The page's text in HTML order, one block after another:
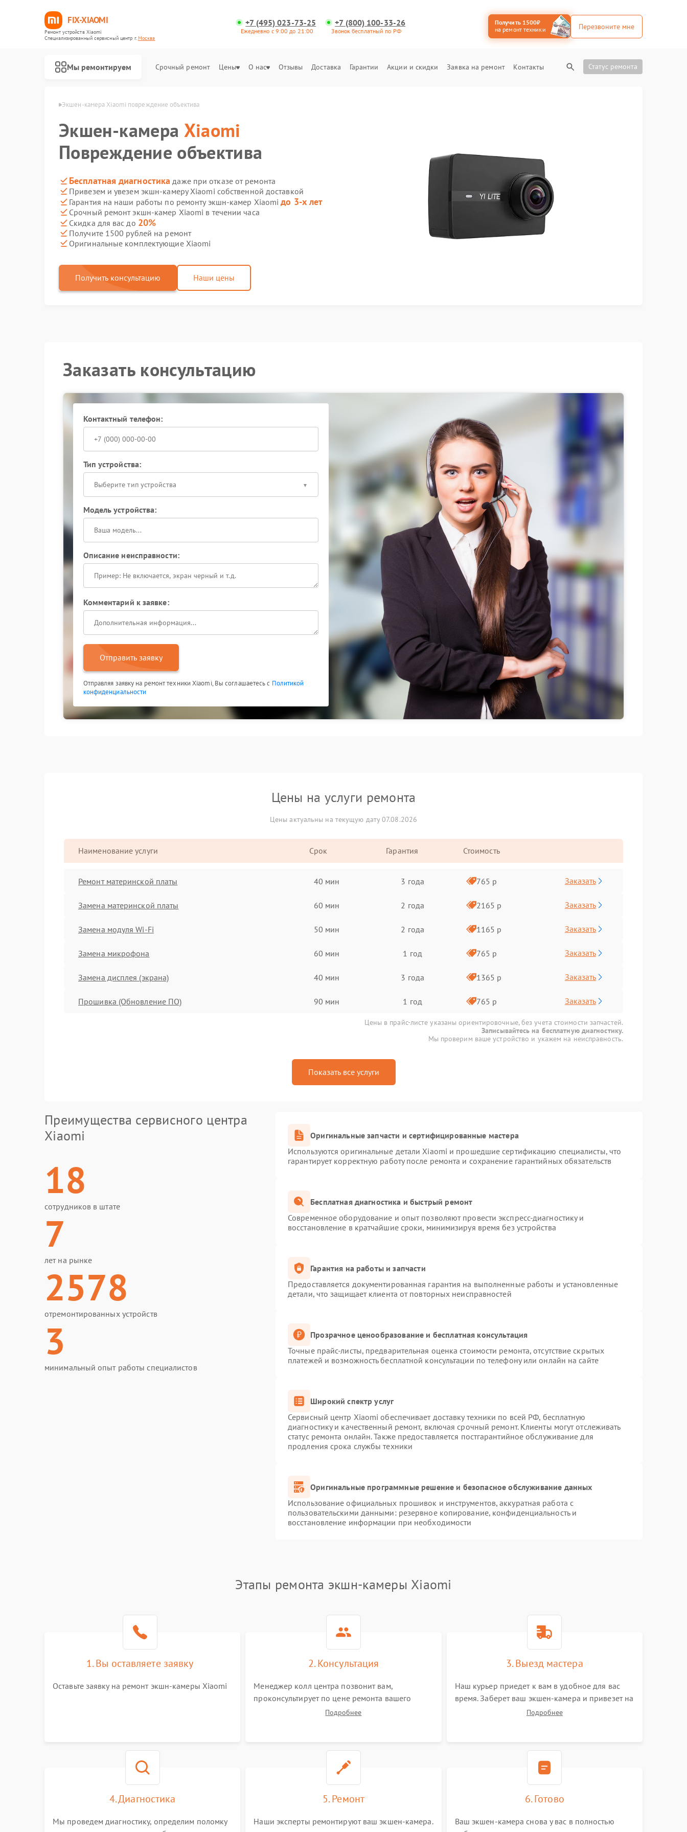
FIX-XIAOMI
Ремонт устройств Xiaomi
Специализированный cервисный центр г.Москва
+7 (495) 023-73-25
Ежедневно с 9:00 до 21:00
+7 (800) 100-33-26
Звонок бесплатный по РФ
Получить 1500₽
на ремонт техники
Перезвоните мне
Мы ремонтируем Срочный ремонт Цены О нас Отзывы Доставка Гарантии Акции и скидки Заявка на ремонт Контакты Статус ремонта
Xiaomi в Москве Экшен-камера Xiaomi повреждение объектива
Экшен-камера Xiaomi
Повреждение объектива
Бесплатная диагностика даже при отказе от ремонта
Привезем и увезем экшн-камеру Xiaomi собственной доставкой
Гарантия на наши работы по ремонту экшн-камер Xiaomiдо 3-х лет
Срочный ремонт экшн-камер Xiaomi в течении часа
Скидка для вас до 20%
Получите 1500 рублей на ремонт
Оригинальные комплектующие Xiaomi
Получить консультацию Наши цены
Заказать консультацию
Контактный телефон:
Тип устройства:
Выберите тип устройства
Модель устройства:
Описание неисправности:
Комментарий к заявке:
Отправить заявку
Отправляя заявку на ремонт техники Xiaomi, Вы соглашаетесь с Политикой
конфиденциальности
Цены на услуги ремонта
Цены актуальны на текущую дату 07.08.2026
Наименование услуги Срок Гарантия Стоимость
Ремонт материнской платы 40 мин 3 года 765 р Заказать
Замена материнской платы 60 мин 2 года 2165 р Заказать
Замена модуля Wi-Fi 50 мин 2 года 1165 р Заказать
Замена микрофона 60 мин 1 год 765 р Заказать
Замена дисплея (экрана) 40 мин 3 года 1365 р Заказать
Прошивка (Обновление ПО) 90 мин 1 год 765 р Заказать
Цены в прайс-листе указаны ориентировочные, без учета стоимости запчастей.
Записывайтесь на бесплатную диагностику.
Мы проверим ваше устройство и укажем на неисправность.
Показать все услуги
Преимущества сервисного центра
Xiaomi
18
сотрудников в штате
7
лет на рынке
2578
отремонтированных устройств
3
минимальный опыт работы специалистов
Оригинальные запчасти и сертифицированные мастера
Используются оригинальные детали Xiaomi и прошедшие сертификацию специалисты, что
гарантирует корректную работу после ремонта и сохранение гарантийных обязательств
Бесплатная диагностика и быстрый ремонт
Современное оборудование и опыт позволяют провести экспресс-диагностику и
восстановление в кратчайшие сроки, минимизируя время без устройства
Гарантия на работы и запчасти
Предоставляется документированная гарантия на выполненные работы и установленные
детали, что защищает клиента от повторных неисправностей
Прозрачное ценообразование и бесплатная консультация
Точные прайс-листы, предварительная оценка стоимости ремонта, отсутствие скрытых
платежей и возможность бесплатной консультации по телефону или онлайн на сайте
Широкий спектр услуг
Сервисный центр Xiaomi обеспечивает доставку техники по всей РФ, бесплатную
диагностику и качественный ремонт, включая срочный ремонт. Клиенты могут отслеживать
статус ремонта онлайн. Также предоставляется постгарантийное обслуживание для
продления срока службы техники
Оригинальные программные решение и безопасное обслуживание данных
Использование официальных прошивок и инструментов, аккуратная работа с
пользовательскими данными: резервное копирование, конфиденциальность и
восстановление информации при необходимости
Этапы ремонта экшн-камеры Xiaomi
1. Вы оставляете заявку
Оставьте заявку на ремонт экшн-камеры Xiaomi
2. Консультация
Менеджер колл центра позвонит вам,
проконсультирует по цене ремонта вашего
экшн-камеры а также ответит на все ваши
Подробнее
3. Выезд мастера
Наш курьер приедет к вам в удобное для вас
время. Заберет ваш экшен-камера и привезет на
склад для диагностики.Подробнее
4. Диагностика
Мы проведем диагностику, определим поломку
5. Ремонт
Наши эксперты ремонтируют ваш экшен-камера.
6. Готово
Ваш экшен-камера снова у вас в полностью